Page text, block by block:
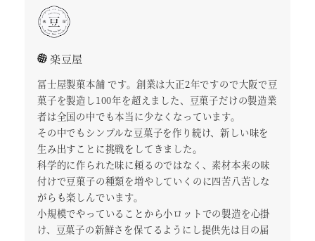
楽豆屋
冨士屋製菓本舗 です。創業は大正2年ですので大阪で豆
菓子を製造し100年を超えました、豆菓子だけの製造業
者は全国の中でも本当に少なくなっています。
その中でもシンプルな豆菓子を作り続け、新しい味を
生み出すことに挑戦をしてきました。
科学的に作られた味に頼るのではなく、素材本来の味
付けで豆菓子の種類を増やしていくのに四苦八苦しな
がらも楽しんでいます。
小規模でやっていることから小ロットでの製造を心掛
け、豆菓子の新鮮さを保てるようにし提供先は目の届